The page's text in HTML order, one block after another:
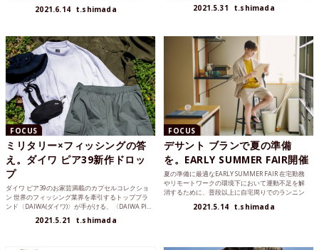
2021.6.14 t.shimada 2021.5.31 t.shimada
FOCUS
ミリタリー×フィッシングの答
え。ダイワ ピア39新作ドロッ
プ
ダイワ ピア39のお家芸満載のカプセルコレクショ
ン 世界のフィッシング業界を牽引するトップブラ
ンド〈DAIWA(ダイワ)〉が手がける、〈DAIWA PI...
2021.5.21 t.shimada
FOCUS
デサント ブランで夏の準備
を。EARLY SUMMER FAIR開催
夏の準備に最適なEARLY SUMMER FAIR 在宅勤務
やリモートワークの環境下において運動不足を解
消するために、普段以上に自宅周りでのランニン
2021.5.14 t.shimada